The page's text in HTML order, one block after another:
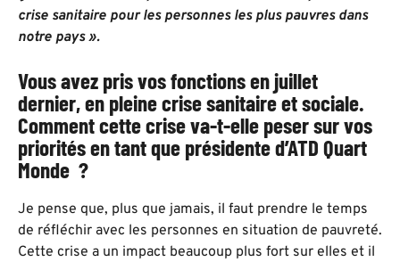
crise sanitaire pour les personnes les plus pauvres dans
notre pays ».
Vous avez pris vos fonctions en juillet
dernier, en pleine crise sanitaire et sociale.
Comment cette crise va-t-elle peser sur vos
priorités en tant que présidente d’ATD Quart
Monde ?
Je pense que, plus que jamais, il faut prendre le temps
de réfléchir avec les personnes en situation de pauvreté.
Cette crise a un impact beaucoup plus fort sur elles et il